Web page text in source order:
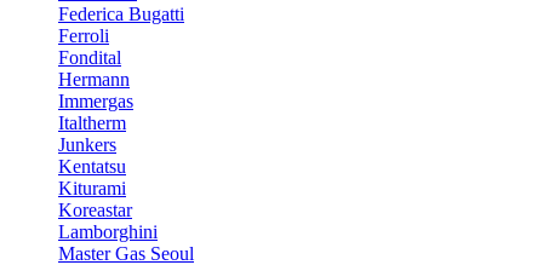
Federica Bugatti
Ferroli
Fondital
Hermann
Immergas
Italtherm
Junkers
Kentatsu
Kiturami
Koreastar
Lamborghini
Master Gas Seoul